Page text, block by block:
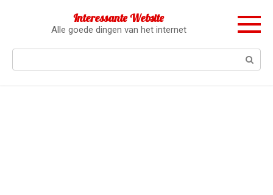
Interessante Website
Alle goede dingen van het internet